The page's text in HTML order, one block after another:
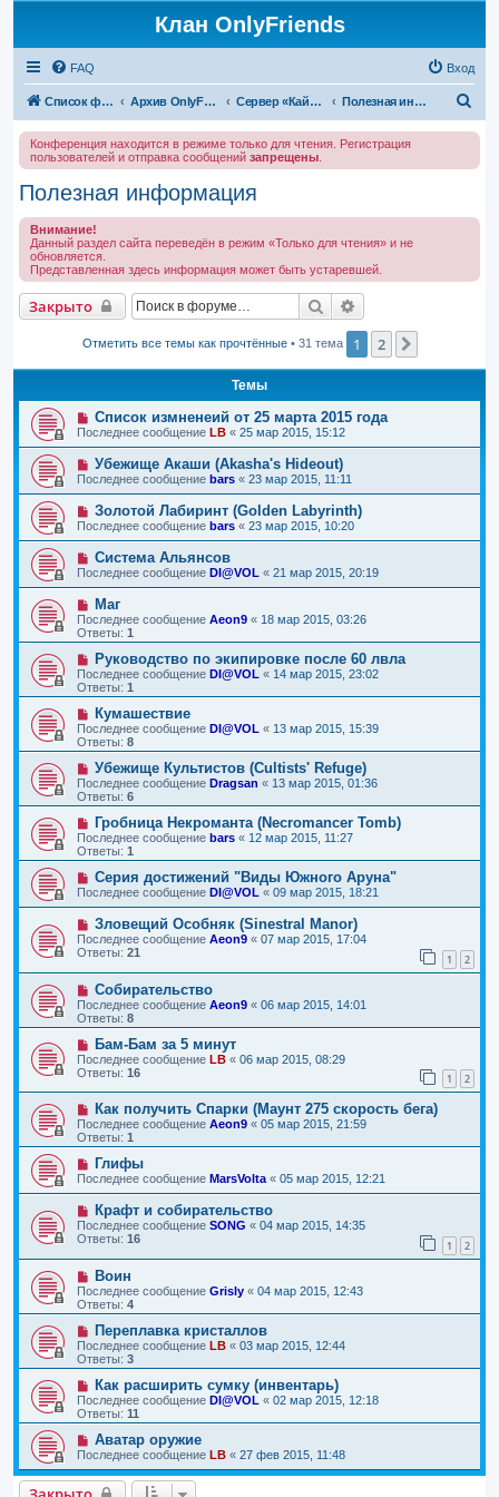
Клан OnlyFriends
FAQ Вход
Список форумов Архив OnlyFriends Сервер «Кайатор» Полезная информация
Конференция находится в режиме только для чтения. Регистрация
пользователей и отправка сообщений запрещены
Полезная информация
Внимание!
Данный раздел сайта переведён в режим «Только для чтения» и не
обновляется.
Представленная здесь информация может быть устаревшей.
Закрыто Поиск
Отметить все темы как прочтённые• 31 тема 1 2
Темы
Список измненеий от 25 марта 2015 года
Последнее сообщение LB « 25 мар 2015, 15:12
Убежище Акаши (Akasha's Hideout)
Последнее сообщение bars « 23 мар 2015, 11:11
Золотой Лабиринт (Golden Labyrinth)
Последнее сообщение bars « 23 мар 2015, 10:20
Система Альянсов
Последнее сообщение DI@VOL « 21 мар 2015, 20:19
Маг
Последнее сообщение Aeon9 « 18 мар 2015, 03:26
Ответы: 1
Руководство по экипировке после 60 лвла
Последнее сообщение DI@VOL « 14 мар 2015, 23:02
Ответы: 1
Кумашествие
Последнее сообщение DI@VOL « 13 мар 2015, 15:39
Ответы: 8
Убежище Культистов (Cultists' Refuge)
Последнее сообщение Dragsan « 13 мар 2015, 01:36
Ответы: 6
Гробница Некроманта (Necromancer Tomb)
Последнее сообщение bars « 12 мар 2015, 11:27
Ответы: 1
Серия достижений "Виды Южного Аруна"
Последнее сообщение DI@VOL « 09 мар 2015, 18:21
Зловещий Особняк (Sinestral Manor)
Последнее сообщение Aeon9 « 07 мар 2015, 17:04
Ответы: 21 1 2
Собирательство
Последнее сообщение Aeon9 « 06 мар 2015, 14:01
Ответы: 8
Бам-Бам за 5 минут
Последнее сообщение LB « 06 мар 2015, 08:29
Ответы: 16 1 2
Как получить Спарки (Маунт 275 скорость бега)
Последнее сообщение Aeon9 « 05 мар 2015, 21:59
Ответы: 1
Глифы
Последнее сообщение MarsVolta « 05 мар 2015, 12:21
Крафт и собирательство
Последнее сообщение SONG « 04 мар 2015, 14:35
Ответы: 16 1 2
Воин
Последнее сообщение Grisly « 04 мар 2015, 12:43
Ответы: 4
Переплавка кристаллов
Последнее сообщение LB « 03 мар 2015, 12:44
Ответы: 3
Как расширить сумку (инвентарь)
Последнее сообщение DI@VOL « 02 мар 2015, 12:18
Ответы: 11
Аватар оружие
Последнее сообщение LB « 27 фев 2015, 11:48